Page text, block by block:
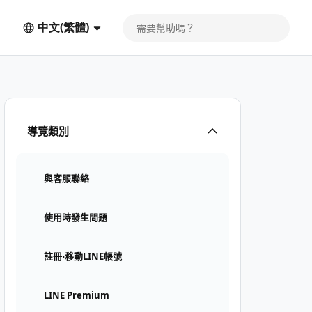
中文(繁體)
導覽類別
與客服聯絡
使用時發生問題
註冊⋅移動LINE帳號
LINE Premium